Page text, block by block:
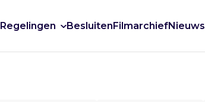
Regelingen BesluitenFilmarchiefNieuws